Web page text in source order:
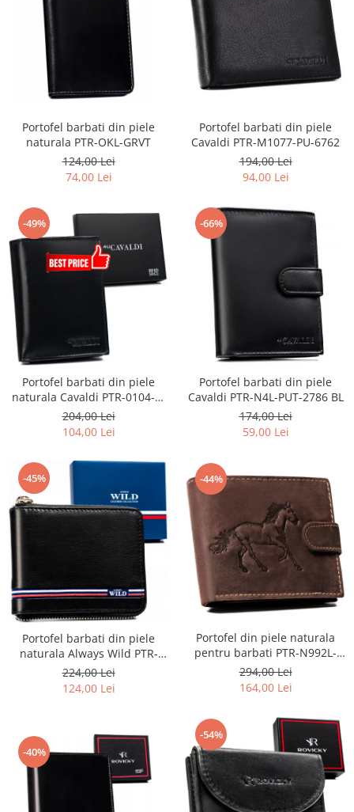
Portofel barbati din piele
naturala PTR-OKL-GRVT
124,00 Lei
74,00 Lei
Portofel barbati din piele
Cavaldi PTR-M1077-PU-6762
194,00 Lei
94,00 Lei
-49%
Portofel barbati din piele
naturala Cavaldi PTR-0104-P-
BS-RFID-9341
204,00 Lei
104,00 Lei
-66%
Portofel barbati din piele
Cavaldi PTR-N4L-PUT-2786 BL
174,00 Lei
59,00 Lei
-45%
Portofel barbati din piele
naturala Always Wild PTR-
N992Z-GV-5292 BL
224,00 Lei
124,00 Lei
-44%
Portofel din piele naturala
pentru barbati PTR-N992L-
CHM-HORSE-BL B
294,00 Lei
164,00 Lei
-40%
-54%